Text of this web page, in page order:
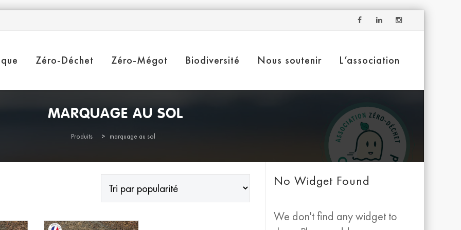
Zéro-Déchet Zéro-Mégot Biodiversité Nous soutenir L’association
MARQUAGE AU SOL
Produits > marquage au sol
No Widget Found
We don't find any widget to